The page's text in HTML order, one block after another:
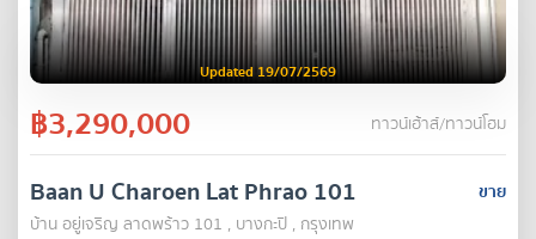
Updated 19/07/2569
฿3,290,000 ทาวน์เฮ้าส์/ทาวน์โฮม
ขาย
Baan U Charoen Lat Phrao 101
บ้าน อยู่เจริญ ลาดพร้าว 101 , บางกะปิ , กรุงเทพ